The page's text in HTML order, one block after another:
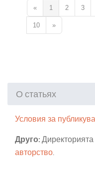
« 1 2 3
10 »
О статьях
Условия за
Друго:
авторство.